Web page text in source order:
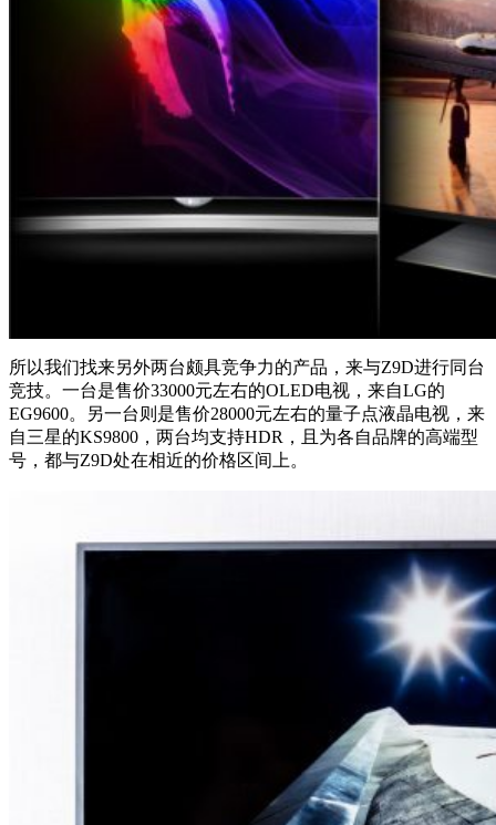
所以我们找来另外两台颇具竞争力的产品，来与Z9D进行同台
竞技。一台是售价33000元左右的OLED电视，来自LG的
EG9600。另一台则是售价28000元左右的量子点液晶电视，来
自三星的KS9800，两台均支持HDR，且为各自品牌的高端型
号，都与Z9D处在相近的价格区间上。